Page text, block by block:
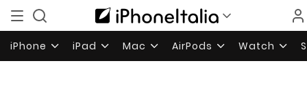
iPhone iPad Mac AirPods Watch